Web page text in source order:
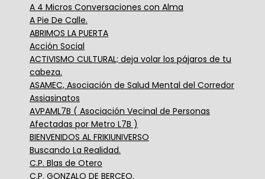
A 4 Micros Conversaciones con Alma
A Pie De Calle.
ABRIMOS LA PUERTA
Acción Social
ACTIVISMO CULTURAL; deja volar los pájaros de tu
cabeza.
ASAMEC, Asociación de Salud Mental del Corredor
Assiasinatos
AVPAML7B ( Asociación Vecinal de Personas
Afectadas por Metro L7B )
BIENVENIDOS AL FRIKIUNIVERSO
Buscando La Realidad.
C.P. Blas de Otero
C.P. GONZALO DE BERCEO.